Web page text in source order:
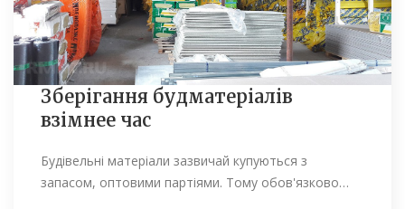
Зберігання будматеріалів
взімнее час
Будівельні матеріали зазвичай купуються з
запасом, оптовими партіями. Тому обов'язково…